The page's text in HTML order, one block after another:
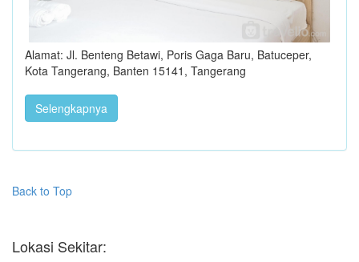
Alamat: Jl. Benteng Betawi, Poris Gaga Baru, Batuceper,
Kota Tangerang, Banten 15141, Tangerang
Selengkapnya
Back to Top
Lokasi Sekitar: